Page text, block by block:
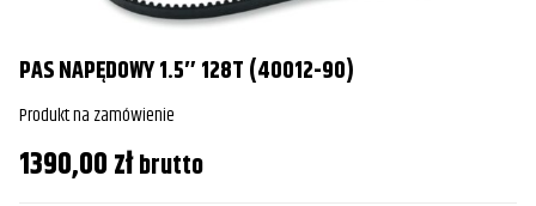
PAS NAPĘDOWY 1.5″ 128T (40012-90)
Produkt na zamówienie
1390,00złbrutto